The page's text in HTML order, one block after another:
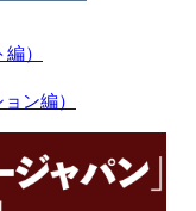
）
ン編）